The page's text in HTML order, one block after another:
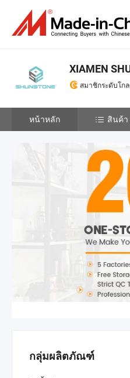
XIAMEN
สมาชิกระดับโก
หน้าหลัก สินค้า
กลุ่มผลิตภัณฑ์